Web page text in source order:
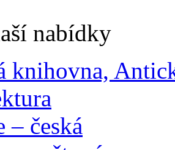
nabídky
knihovna,
– česká